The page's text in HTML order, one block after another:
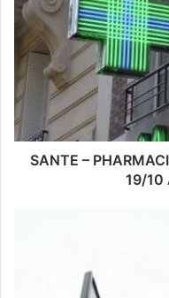
a
d
r
e
s
SANTE –
19/10